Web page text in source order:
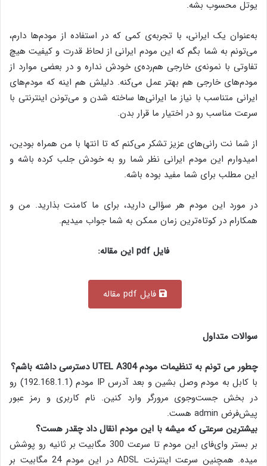
یوتل محسوب بشه.
به‌عنوان یک ایرانی، با تجربه‌ی کمی که در استفاده از مودم‌‌ها دارم،
می‌‌تونم به شما بگم که این مودم ایرانی از لحاظ قدرت و کیفیت هیچ
تفاوتی با نمونه‌ی خارجی هم‌‌رده‌ی خودش نداره و در بعضی موارد از
مودم‌های خارجی هم بهتر عمل می‌­کنه. دلیلش هم اینه که مودم‌های
ایرانی متناسب با نیاز ما ایرانی‌ها ساخته‌ شدن و می‌تونن اینترنتی با
سرعت مناسب رو در اختیار ما قرار بدن.
از شما نت‌ رانی‌های عزیز تشکر می‌کنم که تا انتها با من همراه بودین،
امیدوارم این مودم ایرانی نظر شما رو به خودش جلب کرده باشه و
این مطلب برای شما مفید بوده باشه.
در مورد این مودم هر سؤالی دارید، برای ما کامنت بذارید. من و
همکارام در کوتاه‌ترین زمان ممکن به شما جواب میدیم.
فایل pdf این مقاله:
فایل pdf مقاله
سوالات متداول
چطور می تونم به تنظیمات مودم UTEL A304 دسترسی داشته باشم؟
با کابل به مودم وصل بشین و بعد آدرس IP مودم (192.168.1.1) رو
در بخش جست‌وجوی مرورگر وارد کنین. نام کاربری و رمز عبور
پیش‌فرض admin هست.
بیشترین سرعتی که میشه با این مودم انقال داد چقدر هست؟
بر بستر وای‌فای این مودم تا سرعت 300 مگابیت بر ثانیه رو پوشش
میده. همچنین سرعت اینترنت ADSL در این مودم 24 مگابیت بر